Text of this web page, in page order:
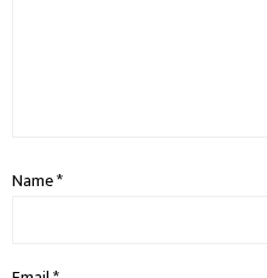
Name*